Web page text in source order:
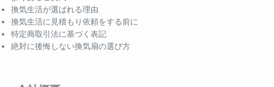
換気生活が選ばれる理由
換気生活に見積もり依頼をする前に
特定商取引法に基づく表記
絶対に後悔しない換気扇の選び方